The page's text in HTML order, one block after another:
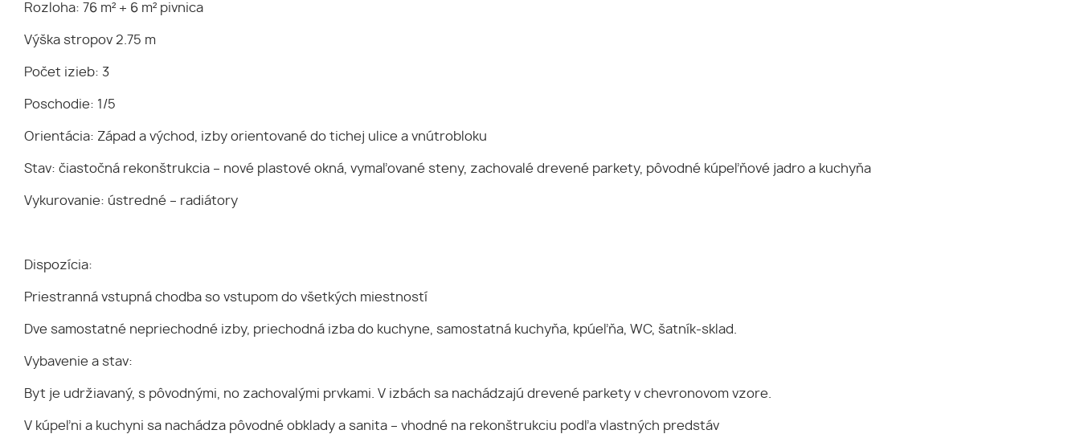
Rozloha: 76 m² + 6 m² pivnica
Výška stropov 2.75 m
Počet izieb: 3
Poschodie: 1/5
Orientácia: Západ a východ, izby orientované do tichej ulice a vnútrobloku
Stav: čiastočná rekonštrukcia – nové plastové okná, vymaľované steny, zachovalé drevené parkety, pôvodné kúpeľňové jadro a kuchyňa
Vykurovanie: ústredné – radiátory
Dispozícia:
Priestranná vstupná chodba so vstupom do všetkých miestností
Dve samostatné nepriechodné izby, priechodná izba do kuchyne, samostatná kuchyňa, kpúeľňa, WC, šatník-sklad.
Vybavenie a stav:
Byt je udržiavaný, s pôvodnými, no zachovalými prvkami. V izbách sa nachádzajú drevené parkety v chevronovom vzore.
V kúpeľni a kuchyni sa nachádza pôvodné obklady a sanita – vhodné na rekonštrukciu podľa vlastných predstáv